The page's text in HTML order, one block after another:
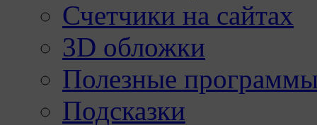
Счетчики на сайтах
3D обложки
Полезные
Подсказки